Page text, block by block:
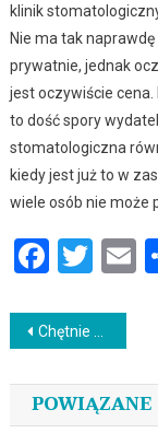
klinik
Nie ma tak
prywatnie, jednak
jest oczywiście
to dość spory
stomatologiczna
kiedy jest już to w
wiele osób nie może
Nawigacja
wpisu
Chętnie wybierany dentysta Łask
POWIĄZANE